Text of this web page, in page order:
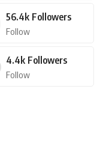
56.4k Followers
Follow
4.4k Followers
Follow